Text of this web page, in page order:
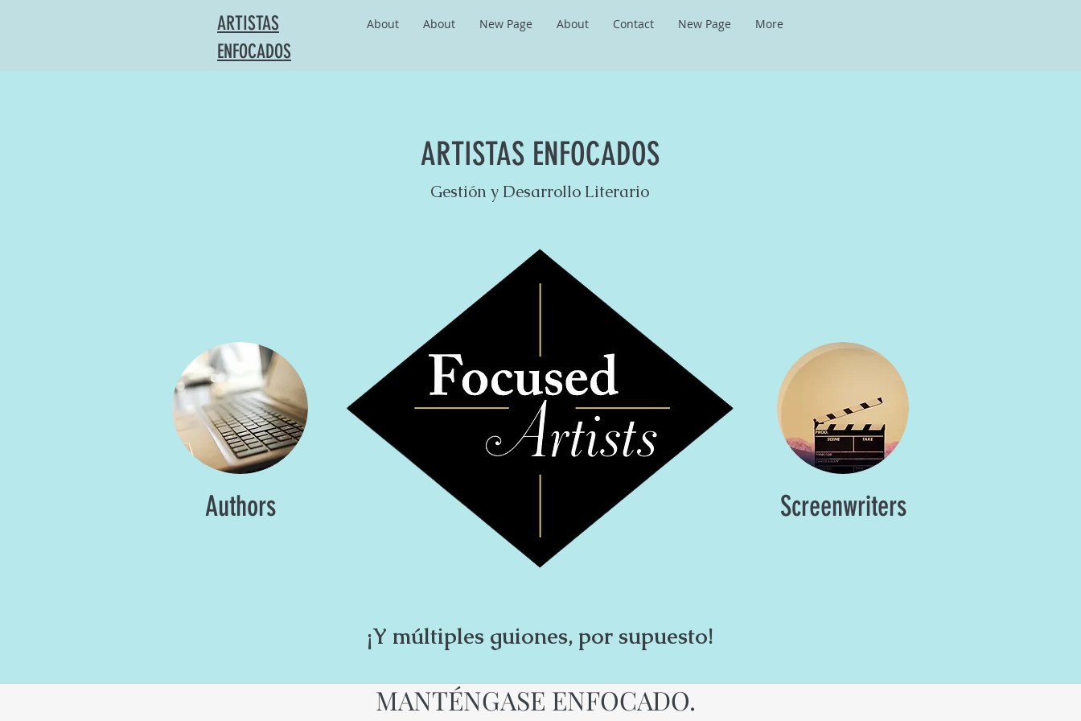
ARTISTAS
ENFOCADOS
About About New Page About Contact New Page More
ARTISTAS ENFOCADOS
Gestión y Desarrollo Literario
Authors Screenwriters
¡Y múltiples guiones, por supuesto!
MANTÉNGASE ENFOCADO.